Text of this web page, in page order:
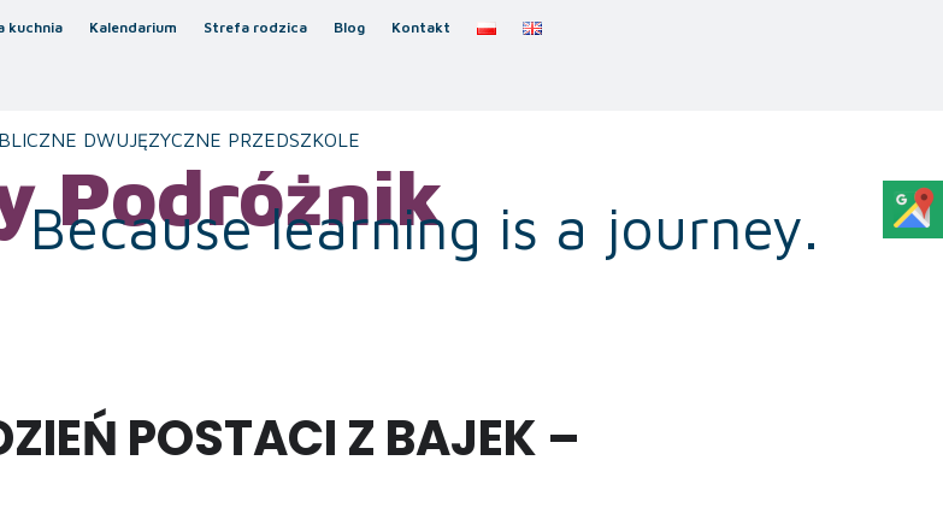
kuchnia Kalendarium Strefa rodzica Blog Kontakt
DWUJĘZYCZNE PRZEDSZKOLE
Podróżnik
Because learning is a journey.
POSTACI Z BAJEK –